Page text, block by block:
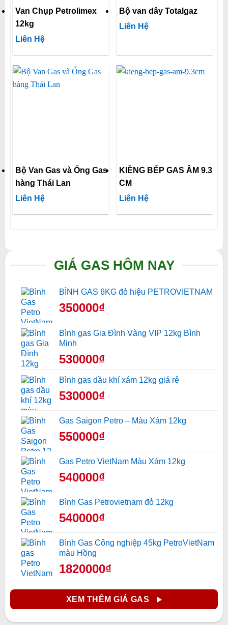
Van Chụp Petrolimex
12kg
Liên Hệ
Bộ van dây Totalgaz
Liên Hệ
Bộ Van Gas và Ống Gas
hàng Thái Lan
Liên Hệ
KIỀNG BẾP GAS ÂM 9.3
CM
Liên Hệ
GIÁ GAS HÔM NAY
BÌNH GAS 6KG đỏ hiệu PETROVIETNAM
350000₫
Bình gas Gia Đình Vàng VIP 12kg Bình
Minh
530000₫
Bình gas dầu khí xám 12kg giá rẻ
530000₫
Gas Saigon Petro – Màu Xám 12kg
550000₫
Gas Petro VietNam Màu Xám 12kg
540000₫
Bình Gas Petrovietnam đỏ 12kg
540000₫
Bình Gas Công nghiệp 45kg PetroVietNam
màu Hồng
1820000₫
XEM THÊM GIÁ GAS